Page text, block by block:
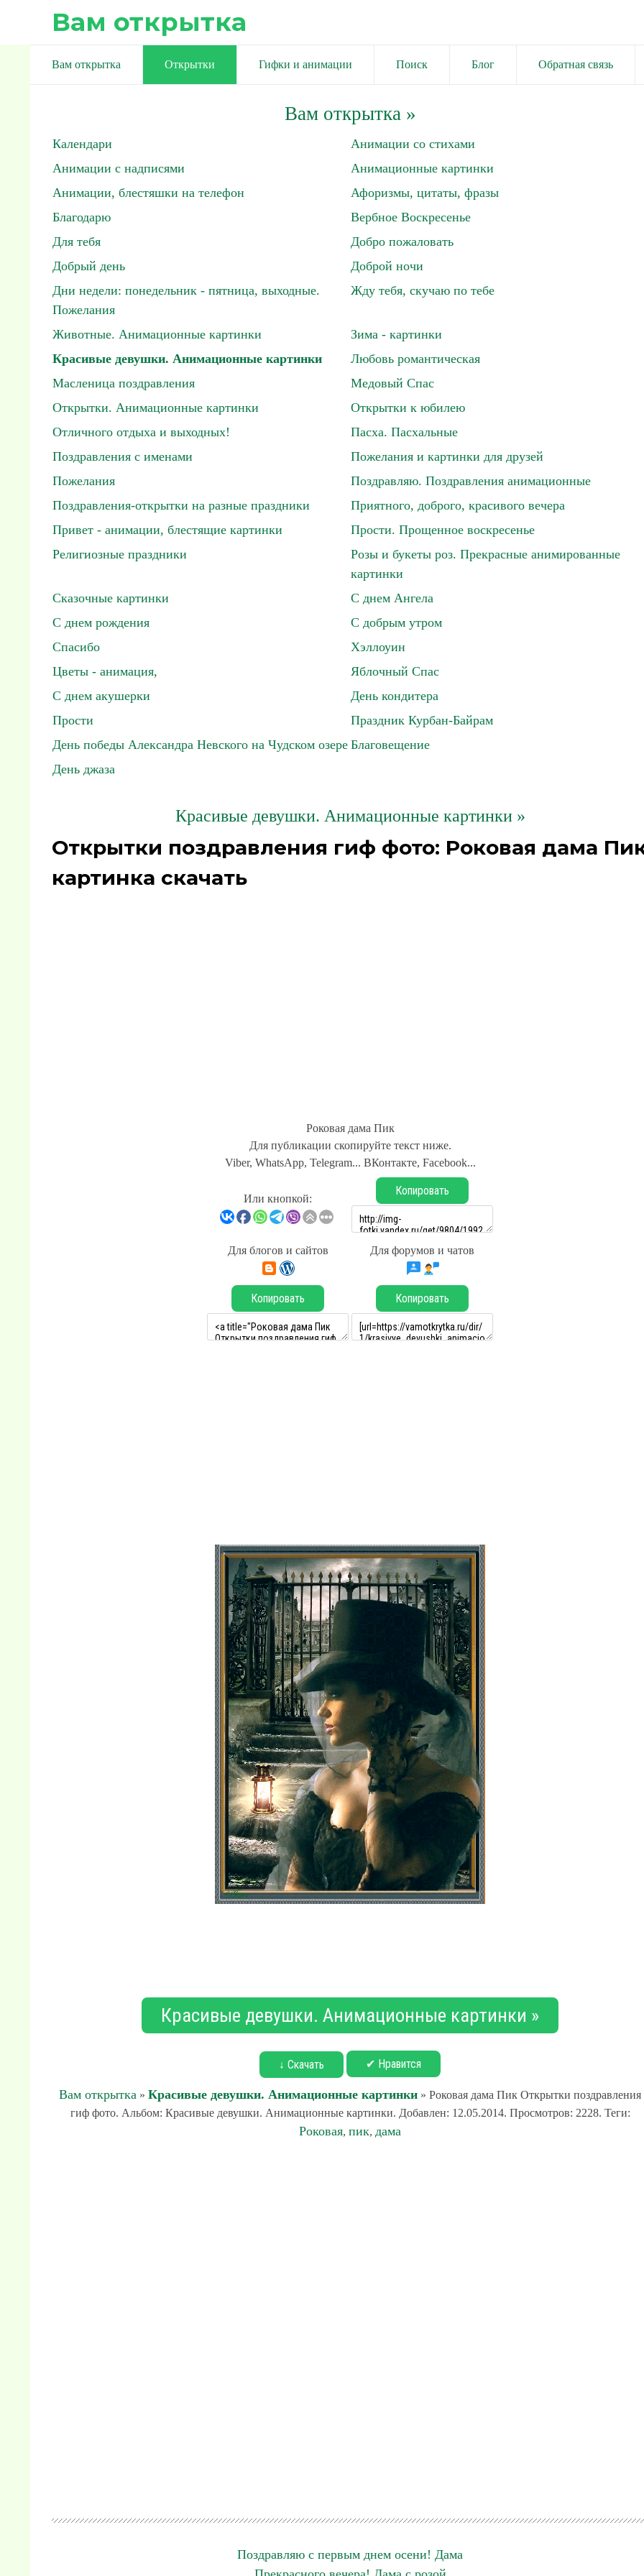
Вам открытка
Вам открытка Открытки Гифки и анимации Поиск Блог Обратная связь
Вам открытка»
Календари
Анимации со стихами
Анимации с надписями
Анимационные картинки
Анимации, блестяшки на телефон
Афоризмы, цитаты, фразы
Благодарю
Вербное Воскресенье
Для тебя
Добро пожаловать
Добрый день
Доброй ночи
Дни недели: понедельник - пятница, выходные.
Пожелания
Жду тебя, скучаю по тебе
Животные. Анимационные картинки
Зима - картинки
Красивые девушки. Анимационные картинки
Любовь романтическая
Масленица поздравления
Медовый Спас
Открытки. Анимационные картинки
Открытки к юбилею
Отличного отдыха и выходных!
Пасха. Пасхальные
Поздравления с именами
Пожелания и картинки для друзей
Пожелания
Поздравляю. Поздравления анимационные
Поздравления-открытки на разные праздники
Приятного, доброго, красивого вечера
Привет - анимации, блестящие картинки
Прости. Прощенное воскресенье
Религиозные праздники
Розы и букеты роз. Прекрасные анимированные
картинки
Сказочные картинки
С днем Ангела
С днем рождения
С добрым утром
Спасибо
Хэллоуин
Цветы - анимация,
Яблочный Спас
С днем акушерки
День кондитера
Прости
Праздник Курбан-Байрам
День победы Александра Невского на Чудском озере Благовещение
День джаза
Красивые девушки. Анимационные картинки »
Открытки поздравления гиф фото: Роковая дама
картинка скачать
Роковая дама Пик
Для публикации скопируйте текст ниже.
Viber, WhatsApp, Telegram... ВКонтакте, Facebook...
Или кнопкой:
Копировать
Для блогов и сайтов Для форумов и чатов
Копировать Копировать
Красивые девушки. Анимационные картинки »
↓ Скачать ✔ Нравится
Вам открытка » Красивые девушки. Анимационные картинки » Роковая дама Пик Открытки поздравления
гиф фото. Альбом: Красивые девушки. Анимационные картинки. Добавлен: 12.05.2014. Просмотров: 2228. Теги:
Роковая, пик, дама
Поздравляю с первым днем осени! Дама